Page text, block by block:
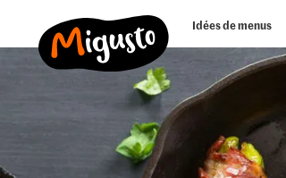
Idées de menus